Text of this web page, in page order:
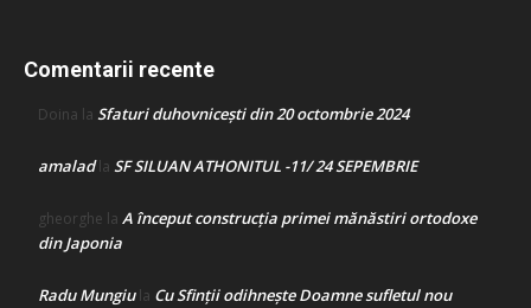
Comentarii recente
Doina la Sfaturi duhovnicești din 20 octombrie 2024
amaladla SF SILUAN ATHONITUL -11/ 24 SEPEMBRIE
gheorghe la A început construcţia primei mănăstiri ortodoxe
din Japonia
Radu Mungiula Cu Sfinții odihnește Doamne sufletul nou